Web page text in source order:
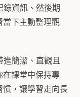
資訊、然後期
下主動整理觀
簡潔、直觀且
課堂中保持專
，讓學習走向長